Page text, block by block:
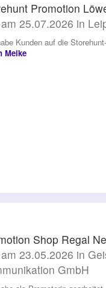
Promotion
25.07.2026 in
Kunden auf die
Meike
Shop Regal
23.05.2026 in
GmbH